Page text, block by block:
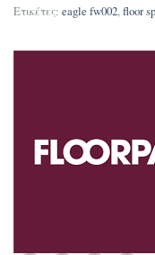
Ετικέτες: eagle fw002,floor